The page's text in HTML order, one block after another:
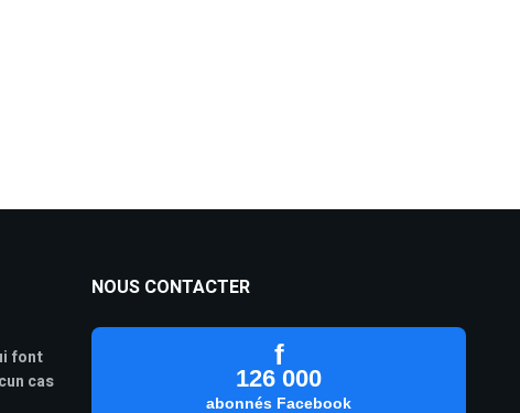
font
cas
NOUS CONTACTER
f
126 000
abonnés Facebook